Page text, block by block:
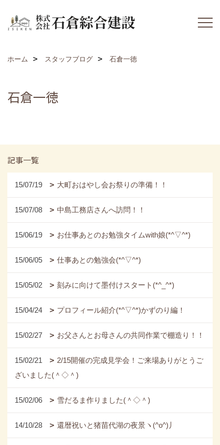
ホーム スタッフブログ 石倉一徳
石倉一徳
記事一覧
15/07/19 大町おはやし会お祭りの準備！！
15/07/08 中島工務店さんへ訪問！！
15/06/19 お仕事あとのお勉強タイムwith娘(*^▽^*)
15/06/05 仕事あとの勉強会(*^▽^*)
15/05/02 刻みに向けて墨付けスタート(*^_^*)
15/04/24 プロフィール紹介(*^▽^*)かずのり編！
15/02/27 お父さんとお母さんの共同作業で棚造り！！
15/02/21
2/15開催の完成見学会！ご来場ありがとうご
ざいました(＾◇＾)
15/02/06 雪だるま作りました(＾◇＾)
14/10/28 還暦祝いと猪苗代湖の夜景ヽ(^o^)丿